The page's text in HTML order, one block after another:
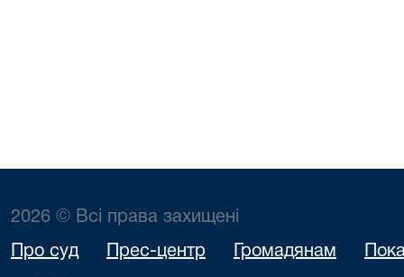
2026 © Всі права захищені
Про суд Прес-центр Громадянам